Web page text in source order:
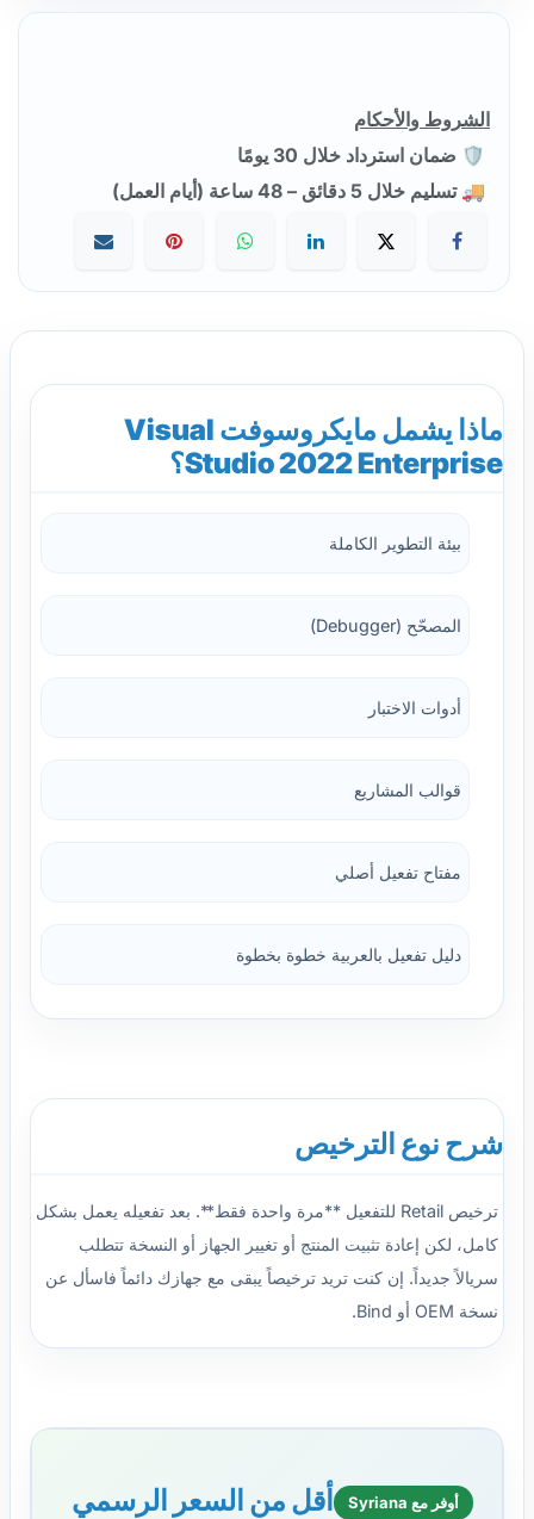
الشروط والأحكام
🛡️ ضمان استرداد خلال 30 يومًا
🚚 تسليم خلال 5 دقائق – 48 ساعة (أيام العمل)
ماذا يشمل مايكروسوفت Visual
Studio 2022 Enterprise؟
بيئة التطوير الكاملة
المصحّح (Debugger)
أدوات الاختبار
قوالب المشاريع
مفتاح تفعيل أصلي
دليل تفعيل بالعربية خطوة بخطوة
شرح نوع الترخيص
ترخيص Retail للتفعيل **مرة واحدة فقط**. بعد تفعيله يعمل بشكل
كامل، لكن إعادة تثبيت المنتج أو تغيير الجهاز أو النسخة تتطلب
سريالاً جديداً. إن كنت تريد ترخيصاً يبقى مع جهازك دائماً فاسأل عن
نسخة OEM أو Bind.
أوفر مع Syriana أقل من السعر الرسمي